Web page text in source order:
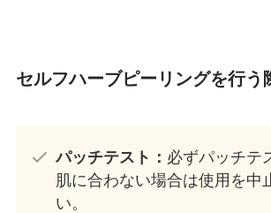
セルフハーブピーリングを行う
パッチテスト： 必ずパッチテ
肌に合わない場合は使用を中
い。